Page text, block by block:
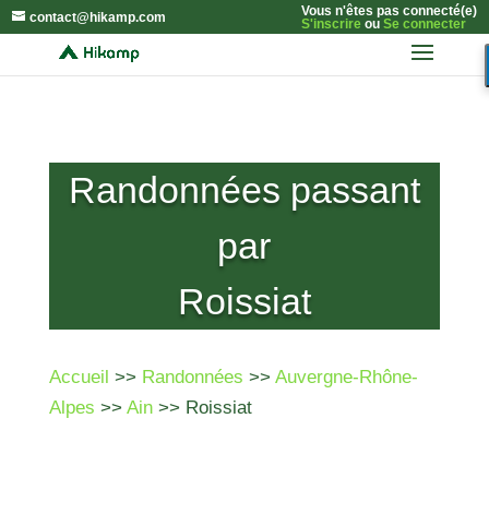
contact@hikamp.com
Vous n'êtes pas connecté(e)
S'inscrireou Se connecter
Randonnées passant
par
Roissiat
Accueil >> Randonnées >> Auvergne-Rhône-
Alpes >> Ain>> Roissiat